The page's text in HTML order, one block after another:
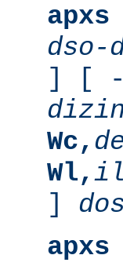
apxs
dso-
] [ -
Wc,
Wl,
]
apxs